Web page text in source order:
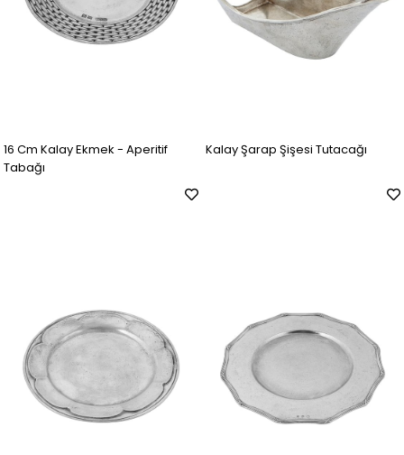
16 Cm Kalay Ekmek - Aperitif
Tabağı
Kalay Şarap Şişesi Tutacağı